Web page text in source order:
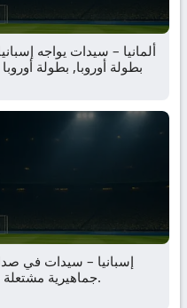
ألمانيا – سيدات يواجه
بطولة أوروبا, بطولة
إسبانيا – سيدات في
جماهيرية مشتعلة – في ختام البطولة بانتظار الحسم.